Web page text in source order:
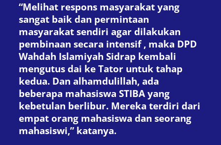
“Melihat respons masyarakat yang
sangat baik dan permintaan
masyarakat sendiri agar dilakukan
pembinaan secara intensif , maka DPD
Wahdah Islamiyah Sidrap kembali
mengutus dai ke Tator untuk tahap
kedua. Dan alhamdulillah, ada
beberapa mahasiswa STIBA yang
kebetulan berlibur. Mereka terdiri dari
empat orang mahasiswa dan seorang
mahasiswi,” katanya.